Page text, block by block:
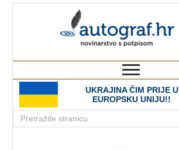
UKRAJINA ČIM PRIJE U
EUROPSKU UNIJU!!